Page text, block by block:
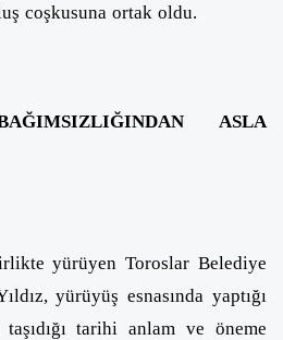
coşkusuna ortak oldu.
ASLA
yürüyen Toroslar Belediye
yürüyüş esnasında yaptığı
tarihi anlam ve öneme